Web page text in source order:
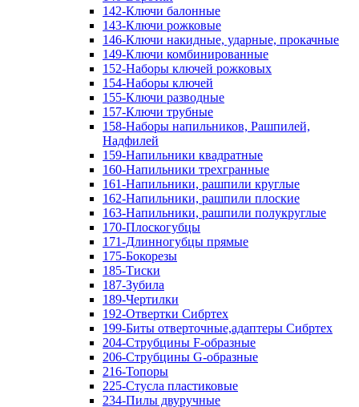
142-Ключи балонные
143-Ключи рожковые
146-Ключи накидные, ударные, прокачные
149-Ключи комбинированные
152-Наборы ключей рожковых
154-Наборы ключей
155-Ключи разводные
157-Ключи трубные
158-Наборы напильников, Рашпилей,
Надфилей
159-Напильники квадратные
160-Напильники трехгранные
161-Напильники, рашпили круглые
162-Напильники, рашпили плоские
163-Напильники, рашпили полукруглые
170-Плоскогубцы
171-Длинногубцы прямые
175-Бокорезы
185-Тиски
187-Зубила
189-Чертилки
192-Отвертки Сибртех
199-Биты отверточные,адаптеры Сибртех
204-Струбцины F-образные
206-Струбцины G-образные
216-Топоры
225-Стусла пластиковые
234-Пилы двуручные